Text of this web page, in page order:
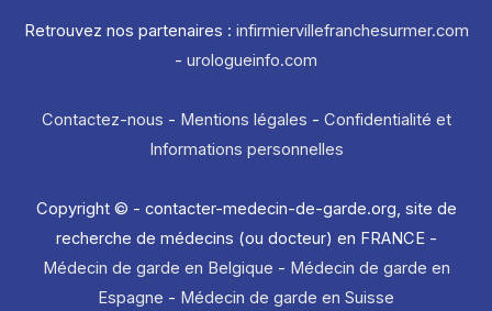
Retrouvez nos partenaires : infirmiervillefranchesurmer.com
- urologueinfo.com
Contactez-nous - Mentions légales - Confidentialité et
Informations personnelles
Copyright © - contacter-medecin-de-garde.org, site de
recherche de médecins (ou docteur) en FRANCE -
Médecin de garde en Belgique - Médecin de garde en
Espagne - Médecin de garde en Suisse